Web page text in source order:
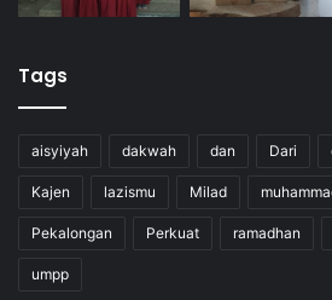
Tags
aisyiyah dakwah dan Dari
Kajen lazismu Milad
Pekalongan Perkuat ramadhan
umpp